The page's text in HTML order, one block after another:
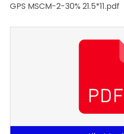
GPS MSCM-2-30% 21.5*11.pdf